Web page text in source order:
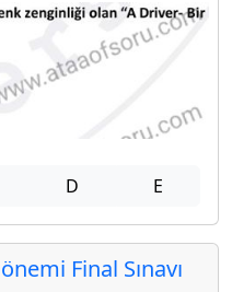
D E
Final Sınavı